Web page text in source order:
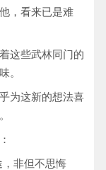
，看来已是难
这些武林同门的
。
为这新的想法喜
，非但不思悔